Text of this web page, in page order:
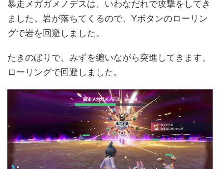
暴走メガガメノデスは、いわなだれで攻撃をしてき
ました。岩が落ちてくるので、Yボタンのローリン
グで岩を回避しました。
たきのぼりで、みずを纏いながら突進してきます。
ローリングで回避しました。